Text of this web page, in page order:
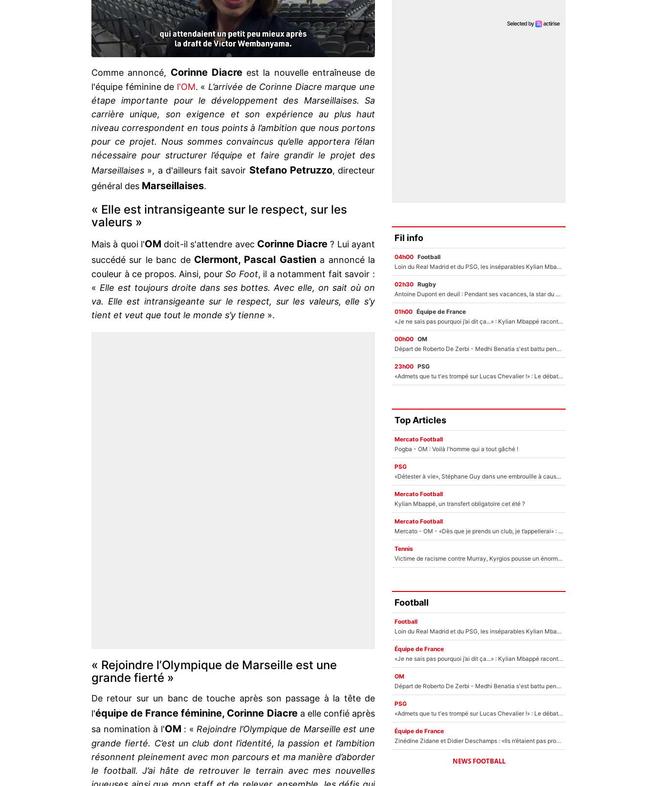
Comme annoncé, Corinne Diacreest la nouvelle entraîneuse de
l'équipe féminine de l'OM. «L’arrivée de Corinne Diacre marque une
étape importante pour le développement des Marseillaises. Sa
carrière unique, son exigence et son expérience au plus haut
niveau correspondent en tous points à l’ambition que nous portons
pour ce projet. Nous sommes convaincus qu’elle apportera l’élan
nécessaire pour structurer l’équipe et faire grandir le projet des
Marseillaises », a d'ailleurs fait savoir Stefano Petruzzo, directeur
général des Marseillaises.
« Elle est intransigeante sur le respect, sur les
valeurs »
Mais à quoi l'OM doit-il s'attendre avec Corinne Diacre ? Lui ayant
succédé sur le banc de Clermont, Pascal Gastiena annoncé la
couleur à ce propos. Ainsi, pourSo Foot, il a notamment fait savoir :
« Elle est toujours droite dans ses bottes. Avec elle, on sait où on
va. Elle est intransigeante sur le respect, sur les valeurs, elle s’y
tient et veut que tout le monde s’y tienne ».
« Rejoindre l’Olympique de Marseille est une
grande fierté »
De retour sur un banc de touche après son passage à la tête de
l'équipe de France féminine, Corinne Diacrea elle confié après
sa nomination à l'OM : «Rejoindre l’Olympique de Marseille est une
grande fierté. C’est un club dont l’identité, la passion et l’ambition
résonnent pleinement avec mon parcours et ma manière d’aborder
le football. J’ai hâte de retrouver le terrain avec mes nouvelles
Fil info
04h00 Football
Loin du Real Madrid et du PSG, les inséparables Kylian Mbappé et Achraf Hakimi changent d'équipe le temps d'une journée !
02h30 Rugby
Antoine Dupont en deuil : Pendant ses vacances, la star du XV de France a perdu sa grand-mère
01h00 Équipe de France
«Je ne sais pas pourquoi j’ai dit ça...» : Kylian Mbappé raconte sa première rencontre avec Zinédine Zidane (et c’est très drôle)
00h00 OM
Départ de Roberto De Zerbi - Medhi Benatia s'est battu pendant six mois pour le retenir à l'OM, le PSG a été le naufrage de trop : «Je pars avec toi»
23h00 PSG
«Admets que tu t'es trompé sur Lucas Chevalier !» : Le débat sur le gardien du PSG vire au clash à l'After Foot
Top Articles
Mercato Football
Pogba - OM : Voilà l'homme qui a tout gâché !
PSG
«Détester à vie», Stéphane Guy dans une embrouille à cause du PSG !
Mercato Football
Kylian Mbappé, un transfert obligatoire cet été ?
Mercato Football
Mercato - OM - «Dès que je prends un club, je t’appellerai» : La promesse de Marcelino au moment de claquer la porte
Tennis
Victime de racisme contre Murray, Kyrgios pousse un énorme coup de gueule !
Football
Football
Loin du Real Madrid et du PSG, les inséparables Kylian Mbappé et Achraf Hakimi changent d'équipe le temps d'une journée !
Équipe de France
«Je ne sais pas pourquoi j’ai dit ça...» : Kylian Mbappé raconte sa première rencontre avec Zinédine Zidane (et c’est très drôle)
OM
Départ de Roberto De Zerbi - Medhi Benatia s'est battu pendant six mois pour le retenir à l'OM, le PSG a été le naufrage de trop : «Je pars avec toi»
PSG
«Admets que tu t'es trompé sur Lucas Chevalier !» : Le débat sur le gardien du PSG vire au clash à l'After Foot
Équipe de France
Zinédine Zidane et Didier Deschamps : «Ils n’étaient pas proches», les confidences d’un membre de l’équipe de France 1998 sur leur relation spéciale
NEWS FOOTBALL